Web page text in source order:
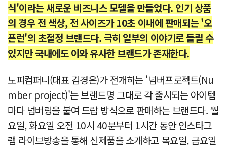
식'이라는 새로운 비즈니스 모델을 만들었다. 인기 상품
의 경우 전 색상, 전 사이즈가 10초 이내에 판매되는 '오
픈런'의 초절정 브랜드다. 극히 일부의 이야기로 들릴 수
있지만 국내에도 이와 유사한 브랜드가 존재한다.
노피컴퍼니(대표 김경은)가 전개하는 '넘버프로젝트(Nu
mber project)'는 브랜드명 그대로 각 출시되는 아이템
마다 넘버링을 붙여 드랍 방식으로 판매하는 브랜드다. 월
요일, 화요일 오전 10시 40분부터 1시간 동안 인스타그
램 라이브방송을 통해 신제품을 소개하고 목요일, 금요일